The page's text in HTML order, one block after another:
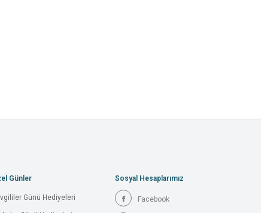
Günler
Günü Hediyeleri
Sosyal Hesaplarımız
Facebook